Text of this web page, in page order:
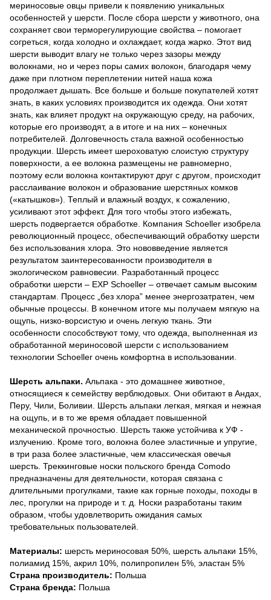
мериносовые овцы привели к появлению уникальных
особенностей у шерсти. После сбора шерсти у животного, она
сохраняет свои терморегулирующие свойства – помогает
согреться, когда холодно и охлаждает, когда жарко. Этот вид
шерсти выводит влагу не только через зазоры между
волокнами, но и через поры самих волокон, благодаря чему
даже при плотном переплетении нитей наша кожа
продолжает дышать. Все больше и больше покупателей хотят
знать, в каких условиях производится их одежда. Они хотят
знать, как влияет продукт на окружающую среду, на рабочих,
которые его производят, а в итоге и на них – конечных
потребителей. Долговечность стала важной особенностью
продукции. Шерсть имеет шероховатую слоистую структуру
поверхности, а ее волокна размещены не равномерно,
поэтому если волокна контактируют друг с другом, происходит
расслаивание волокон и образование шерстяных комков
(«катышков»). Теплый и влажный воздух, к сожалению,
усиливают этот эффект. Для того чтобы этого избежать,
шерсть подвергается обработке. Компания Schoeller изобрела
революционный процесс, обеспечивающий обработку шерсти
без использования хлора. Это нововведение является
результатом заинтересованности производителя в
экологическом равновесии. Разработанный процесс
обработки шерсти – EXP Schoeller – отвечает самым высоким
стандартам. Процесс „без хлора” менее энергозатратен, чем
обычные процессы. В конечном итоге мы получаем мягкую на
ощупь, низко-ворсистую и очень легкую ткань. Эти
особенности способствуют тому, что одежда, выполненная из
обработанной мериносовой шерсти с использованием
технологии Schoeller очень комфортна в использовании.
Шерсть альпаки. Альпака - это домашнее животное,
относящиеся к семейству верблюдовых. Они обитают в Андах,
Перу, Чили, Боливии. Шерсть альпаки легкая, мягкая и нежная
на ощупь, и в то же время обладает повышенной
механической прочностью. Шерсть также устойчива к УФ -
излучению. Кроме того, волокна более эластичные и упругие,
в три раза более эластичные, чем классическая овечья
шерсть. Треккинговые носки польского бренда Comodo
предназначены для деятельности, которая связана с
длительными прогулками, такие как горные походы, походы в
лес, прогулки на природе и т. д. Носки разработаны таким
образом, чтобы удовлетворить ожидания самых
требовательных пользователей.
Материалы: шерсть мериносовая 50%, шерсть альпаки 15%,
полиамид 15%, акрил 10%, полипропилен 5%, эластан 5%
Страна производитель: Польша
Страна бренда: Польша